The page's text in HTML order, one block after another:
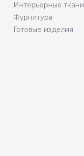
Интерьерные ткани
Фурнитура
Готовые изделия